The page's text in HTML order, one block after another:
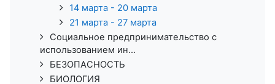
14 марта - 20 марта
21 марта - 27 марта
Социальное предпринимательство с
использованием ин...
БЕЗОПАСНОСТЬ
БИОЛОГИЯ